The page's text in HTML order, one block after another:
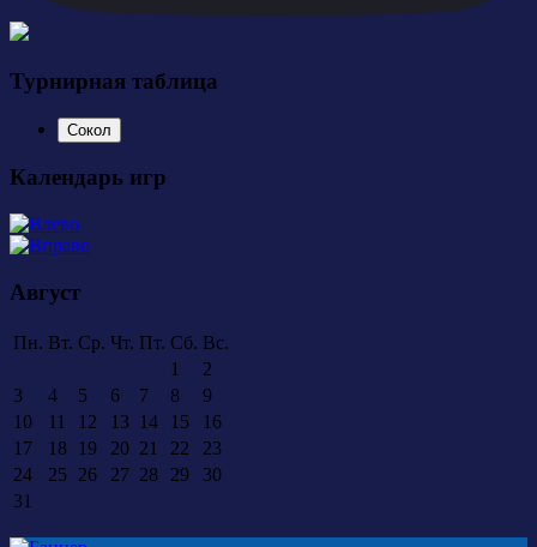
Турнирная таблица
Сокол
Календарь игр
Август
Пн. Вт. Ср. Чт. Пт. Сб. Вс.
1
2
3
4 5 6 7 8
9
10
11 12 13 14 15
16
17
18 19 20 21 22
23
24
25 26 27 28 29
30
31